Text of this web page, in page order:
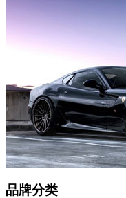
品牌分类